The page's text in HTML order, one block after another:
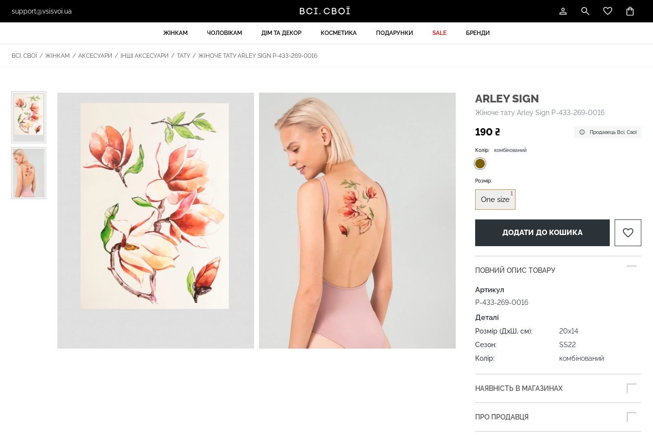
support@vsisvoi.ua
ЖІНКАМ ЧОЛОВІКАМ ДІМ ТА ДЕКОР КОСМЕТИКА ПОДАРУНКИ SALE БРЕНДИ
ВСІ. СВОЇ / ЖІНКАМ / АКСЕСУАРИ / ІНШІ АКСЕСУАРИ / ТАТУ / ЖІНОЧЕ ТАТУ ARLEY SIGN P-433-269-0016
ARLEY SIGN
Жіноче тату Arley Sign P-433-269-0016
190 ₴ Продавець Всі. Свої
Колір: комбінований
Розмір:
One size
1
ДОДАТИ ДО КОШИКА
ПОВНИЙ ОПИС ТОВАРУ
Артикул
P-433-269-0016
Деталі
Розмір (ДхШ, см):
20х14
Сезон:
SS22
Колір:
комбінований
НАЯВНІСТЬ В МАГАЗИНАХ
ПРО ПРОДАВЦЯ